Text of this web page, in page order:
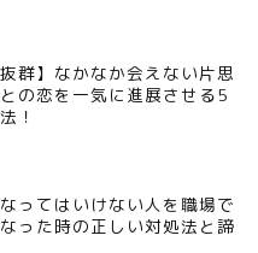
抜群】なかなか会えない片思
の恋を一気に進展させる5
！
ってはいけない人を職場で
った時の正しい対処法と諦